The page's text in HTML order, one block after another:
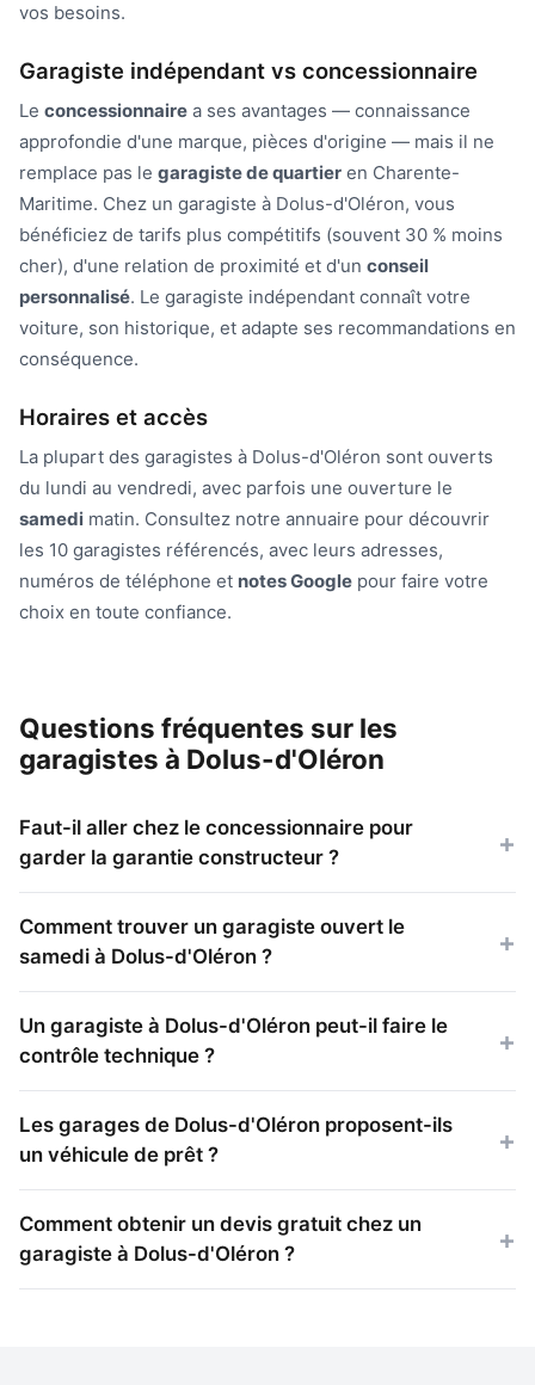
vos besoins.
Garagiste indépendant vs concessionnaire
Le concessionnaire a ses avantages — connaissance
approfondie d'une marque, pièces d'origine — mais il ne
remplace pas le garagiste de quartier en Charente-
Maritime. Chez un garagiste à Dolus-d'Oléron, vous
bénéficiez de tarifs plus compétitifs (souvent 30 % moins
cher), d'une relation de proximité et d'un conseil
personnalisé. Le garagiste indépendant connaît votre
voiture, son historique, et adapte ses recommandations en
conséquence.
Horaires et accès
La plupart des garagistes à Dolus-d'Oléron sont ouverts
du lundi au vendredi, avec parfois une ouverture le
samedi matin. Consultez notre annuaire pour découvrir
les 10 garagistes référencés, avec leurs adresses,
numéros de téléphone et notes Google pour faire votre
choix en toute confiance.
Questions fréquentes sur les
garagistes à Dolus-d'Oléron
Faut-il aller chez le concessionnaire pour
garder la garantie constructeur ?
Comment trouver un garagiste ouvert le
samedi à Dolus-d'Oléron ?
Un garagiste à Dolus-d'Oléron peut-il faire le
contrôle technique ?
Les garages de Dolus-d'Oléron proposent-ils
un véhicule de prêt ?
Comment obtenir un devis gratuit chez un
garagiste à Dolus-d'Oléron ?